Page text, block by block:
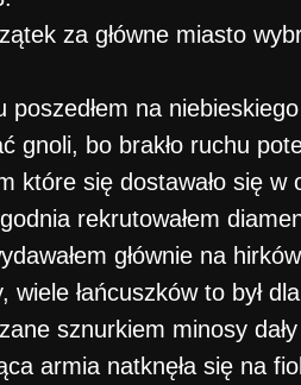
za główne miasto
poszedłem na
gnoli, bo brakło ruchu
które się dostawało się w
rekrutowałem
głównie na
wiele łańcuszków to był
sznurkiem minosy
armia natknęła się na